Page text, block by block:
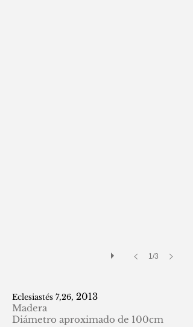
1/3
Eclesiastés 7,26, 2013
Madera
Diámetro aproximado de 100cm